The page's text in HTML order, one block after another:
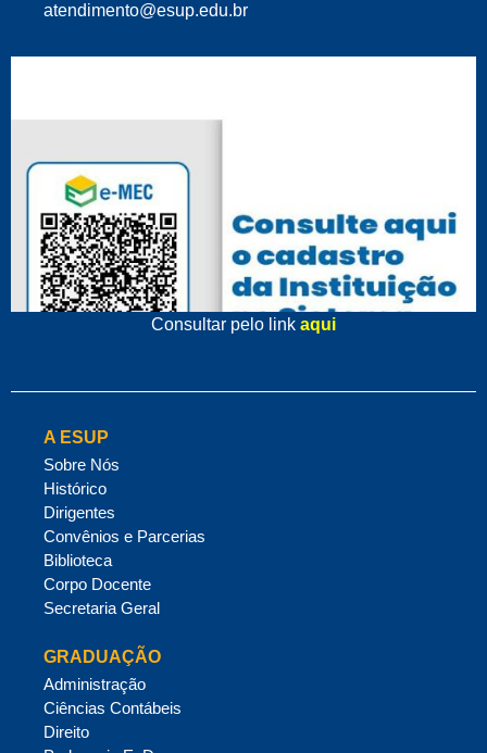
‌atendimento@esup.edu.br
Consultar pelo link aqui
A ESUP
Sobre Nós
Histórico
Dirigentes
Convênios e Parcerias
Biblioteca
Corpo Docente
Secretaria Geral
GRADUAÇÃO
Administração
Ciências Contábeis
Direito